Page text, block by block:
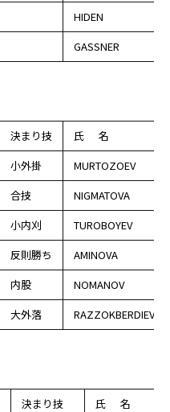
HIDEN
GASSNER
決まり技
氏 名
小外掛
MURTOZOEV
合技
NIGMATOVA
小内刈
TUROBOYEV
反則勝ち
AMINOVA
内股
NOMANOV
大外落 RAZZOKBERDIEVA
決まり技
氏 名